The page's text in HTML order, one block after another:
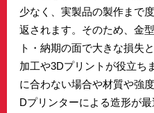
少なく、実製品の製作まで
返されます。そのため、金
ト・納期の面で大きな損失
加工や3Dプリントが役立ち
に合わない場合や材質や強
Dプリンターによる造形が最